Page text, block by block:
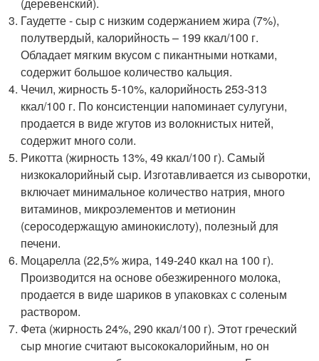
Гаудетте - сыр с низким содержанием жира (7%),
полутвердый, калорийность – 199 ккал/100 г.
Обладает мягким вкусом с пикантными нотками,
содержит большое количество кальция.
Чечил, жирность 5-10%, калорийность 253-313
ккал/100 г. По консистенции напоминает сулугуни,
продается в виде жгутов из волокнистых нитей,
содержит много соли.
Рикотта (жирность 13%, 49 ккал/100 г). Самый
низкокалорийный сыр. Изготавливается из сыворотки,
включает минимальное количество натрия, много
витаминов, микроэлементов и метионин
(серосодержащую аминокислоту), полезный для
печени.
Моцарелла (22,5% жира, 149-240 ккал на 100 г).
Производится на основе обезжиренного молока,
продается в виде шариков в упаковках с соленым
раствором.
Фета (жирность 24%, 290 ккал/100 г). Этот греческий
сыр многие считают высококалорийным, но он